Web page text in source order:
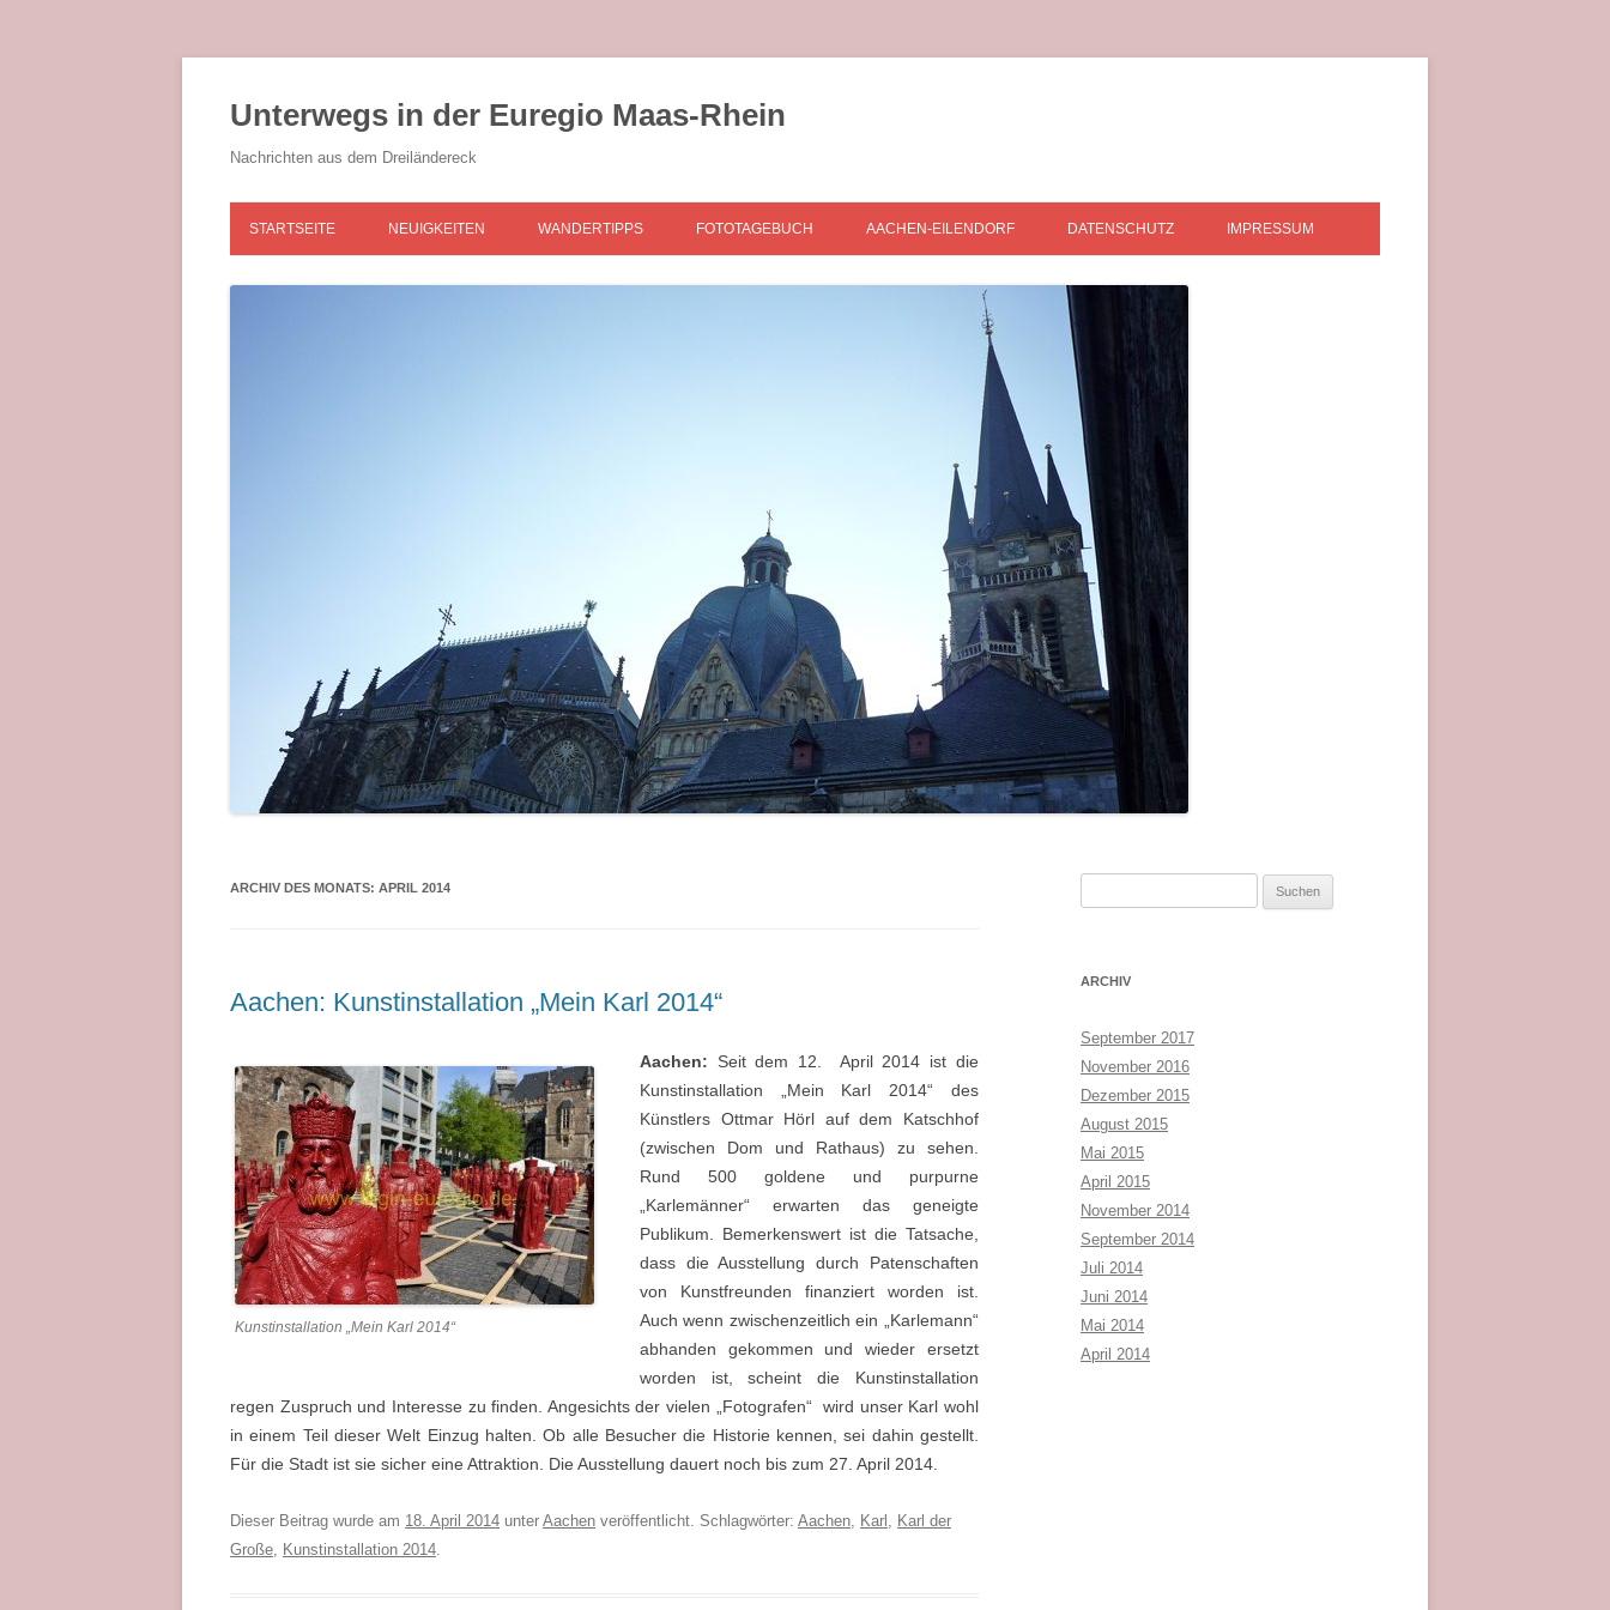
Unterwegs in der Euregio Maas-Rhein
Nachrichten aus dem Dreiländereck
STARTSEITE NEUIGKEITEN WANDERTIPPS FOTOTAGEBUCH AACHEN-EILENDORF DATENSCHUTZ IMPRESSUM
ARCHIV DES MONATS: APRIL 2014
Aachen: Kunstinstallation „Mein Karl 2014“
Kunstinstallation „Mein Karl 2014“
Aachen: Seit dem 12. April 2014 ist die
Kunstinstallation „Mein Karl 2014“ des
Künstlers Ottmar Hörl auf dem Katschhof
(zwischen Dom und Rathaus) zu sehen.
Rund 500 goldene und purpurne
„Karlemänner“ erwarten das geneigte
Publikum. Bemerkenswert ist die Tatsache,
dass die Ausstellung durch Patenschaften
von Kunstfreunden finanziert worden ist.
Auch wenn zwischenzeitlich ein „Karlemann“
abhanden gekommen und wieder ersetzt
worden ist, scheint die Kunstinstallation
regen Zuspruch und Interesse zu finden. Angesichts der vielen „Fotografen“ wird unser Karl wohl
in einem Teil dieser Welt Einzug halten. Ob alle Besucher die Historie kennen, sei dahin gestellt.
Für die Stadt ist sie sicher eine Attraktion. Die Ausstellung dauert noch bis zum 27. April 2014.
Dieser Beitrag wurde am 18. April 2014 unter Aachen veröffentlicht. Schlagwörter: Aachen, Karl , Karl der
Große, Kunstinstallation 2014.
ARCHIV
September 2017
November 2016
Dezember 2015
August 2015
Mai 2015
April 2015
November 2014
September 2014
Juli 2014
Juni 2014
Mai 2014
April 2014